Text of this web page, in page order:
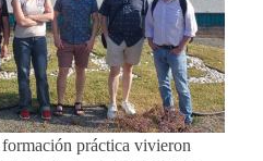
práctica vivieron